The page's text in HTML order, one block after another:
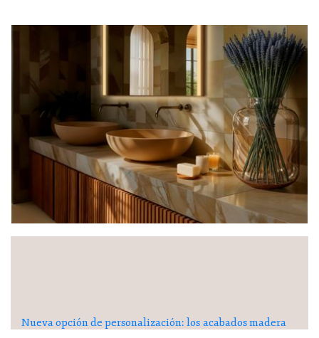
Nueva opción de personalización: los acabados madera